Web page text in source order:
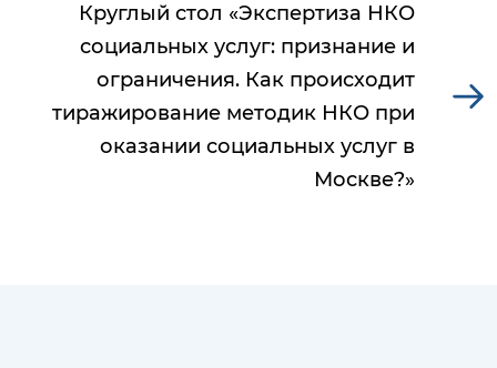
Круглый стол «Экспертиза НКО
социальных услуг: признание и
ограничения. Как происходит
тиражирование методик НКО при
оказании социальных услуг в
Москве?»